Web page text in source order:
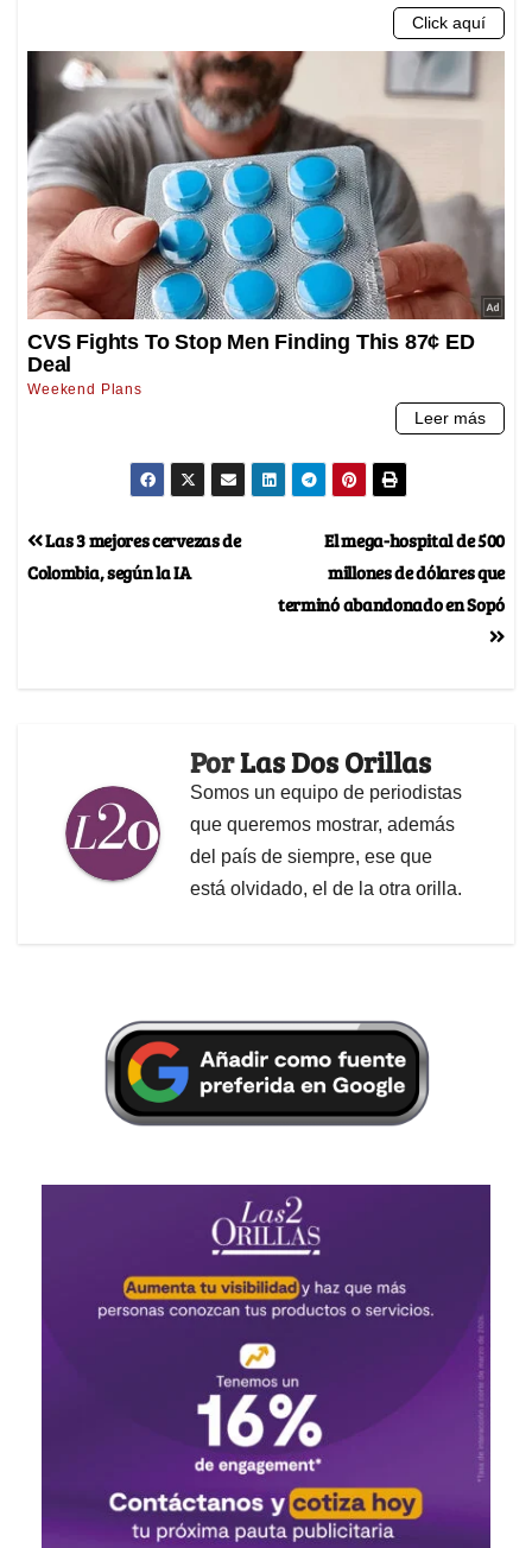
El mega-hospital de 500
millones de dólares que
terminó abandonado en Sopó
Las 3 mejores cervezas de
Colombia, según la IA
PorLas Dos Orillas
Somos un equipo de periodistas
que queremos mostrar, además
del país de siempre, ese que
está olvidado, el de la otra orilla.